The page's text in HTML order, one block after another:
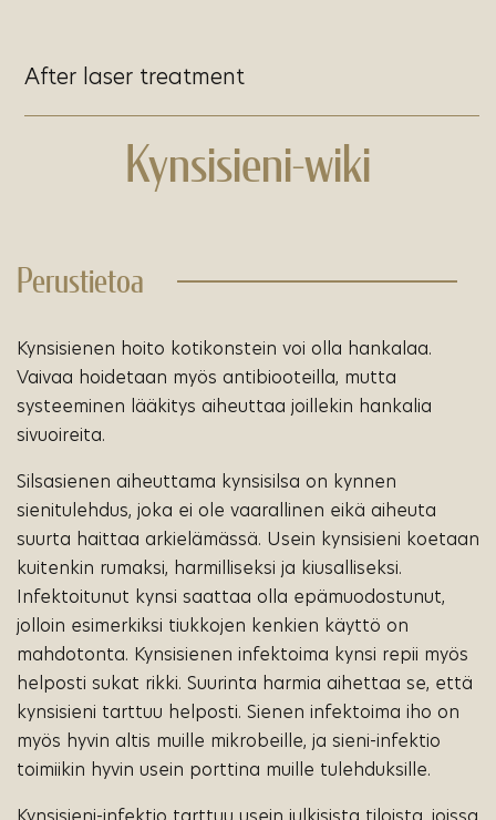
After laser treatment
Kynsisieni-wiki
Perustietoa
Kynsisienen hoito kotikonstein voi olla hankalaa.
Vaivaa hoidetaan myös antibiooteilla, mutta
systeeminen lääkitys aiheuttaa joillekin hankalia
sivuoireita.
Silsasienen aiheuttama kynsisilsa on kynnen
sienitulehdus, joka ei ole vaarallinen eikä aiheuta
suurta haittaa arkielämässä. Usein kynsisieni koetaan
kuitenkin rumaksi, harmilliseksi ja kiusalliseksi.
Infektoitunut kynsi saattaa olla epämuodostunut,
jolloin esimerkiksi tiukkojen kenkien käyttö on
mahdotonta. Kynsisienen infektoima kynsi repii myös
helposti sukat rikki. Suurinta harmia aihettaa se, että
kynsisieni tarttuu helposti. Sienen infektoima iho on
myös hyvin altis muille mikrobeille, ja sieni-infektio
toimiikin hyvin usein porttina muille tulehduksille.